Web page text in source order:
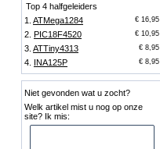
Top 4 halfgeleiders
1. ATMega1284 € 16,95
2. PIC18F4520 € 10,95
3. ATTiny4313 € 8,95
4. INA125P € 8,95
Niet gevonden wat u zocht?
Welk artikel mist u nog op onze
site? Ik mis: